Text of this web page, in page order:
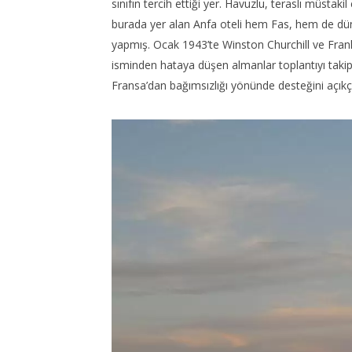
sınıfın tercih ettiği yer. Havuzlu, teraslı
burada yer alan Anfa oteli hem Fas, hem de
yapmış. Ocak 1943’te Winston Churchill ve
isminden hataya düşen almanlar toplantıyı
Fransa’dan bağımsızlığı yönünde desteğini